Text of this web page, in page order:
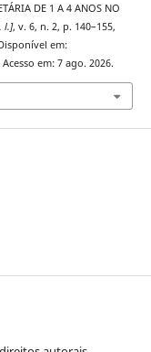
DE 1 A 4 ANOS NO
l.], v. 6, n. 2, p. 140–155,
em:
em: 7 ago. 2026.